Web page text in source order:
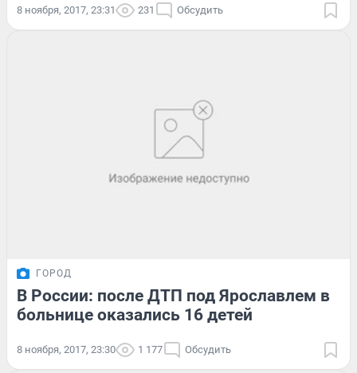
8 ноября, 2017, 23:31 231 Обсудить
ГОРОД
В России: после ДТП под Ярославлем в
больнице оказались 16 детей
8 ноября, 2017, 23:30 1 177 Обсудить